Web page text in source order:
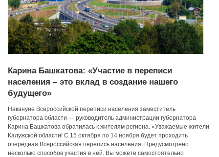
Карина Башкатова: «Участие в переписи
населения – это вклад в создание нашего
будущего»
Накануне Всероссийской переписи населения заместитель
губернатора области — руководитель администрации губернатора
Карина Башкатова обратилась к жителям региона. «Уважаемые жители
Калужской области! С 15 октября по 14 ноября будет проходить
очередная Всероссийская перепись населения. Предусмотрено
несколько способов участия в ней. Вы можете самостоятельно